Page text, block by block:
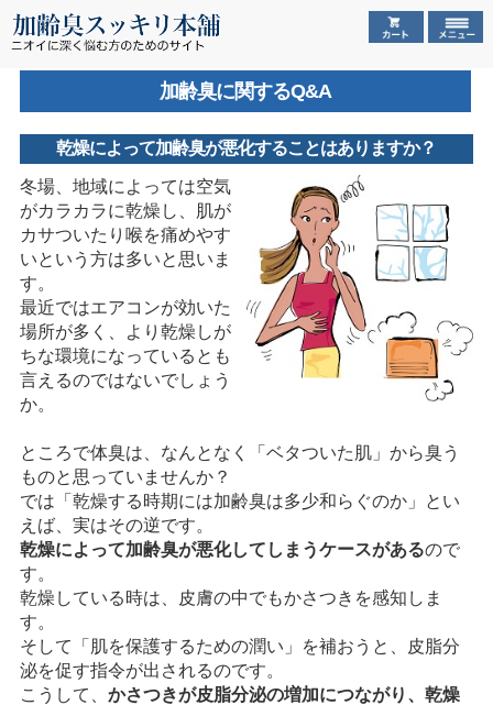
加齢臭に関するQ&A
乾燥によって加齢臭が悪化することはありますか？
冬場、地域によっては空気
がカラカラに乾燥し、肌が
カサついたり喉を痛めやす
いという方は多いと思いま
す。
最近ではエアコンが効いた
場所が多く、より乾燥しが
ちな環境になっているとも
言えるのではないでしょう
か。
ところで体臭は、なんとなく「ベタついた肌」から臭う
ものと思っていませんか？
では「乾燥する時期には加齢臭は多少和らぐのか」とい
えば、実はその逆です。
乾燥によって加齢臭が悪化してしまうケースがあるので
す。
乾燥している時は、皮膚の中でもかさつきを感知しま
す。
そして「肌を保護するための潤い」を補おうと、皮脂分
泌を促す指令が出されるのです。
こうして、 かさつきが皮脂分泌の増加につながり、乾燥